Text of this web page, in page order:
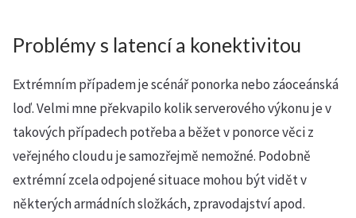
Problémy s latencí a konektivitou
Extrémním případem je scénář ponorka nebo záoceánská
loď. Velmi mne překvapilo kolik serverového výkonu je v
takových případech potřeba a běžet v ponorce věci z
veřejného cloudu je samozřejmě nemožné. Podobně
extrémní zcela odpojené situace mohou být vidět v
některých armádních složkách, zpravodajství apod.